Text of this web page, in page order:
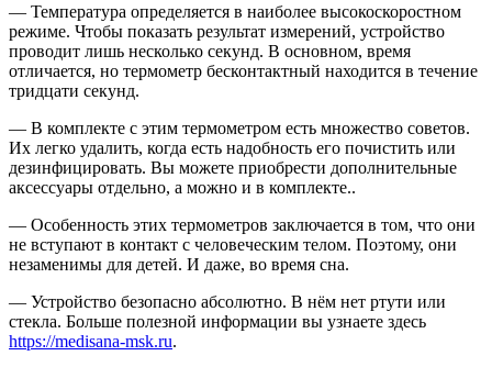
— Температура определяется в наиболее высокоскоростном
режиме. Чтобы показать результат измерений, устройство
проводит лишь несколько секунд. В основном, время
отличается, но термометр бесконтактный находится в течение
тридцати секунд.
— В комплекте с этим термометром есть множество советов.
Их легко удалить, когда есть надобность его почистить или
дезинфицировать. Вы можете приобрести дополнительные
аксессуары отдельно, а можно и в комплекте..
— Особенность этих термометров заключается в том, что они
не вступают в контакт с человеческим телом. Поэтому, они
незаменимы для детей. И даже, во время сна.
— Устройство безопасно абсолютно. В нём нет ртути или
стекла. Больше полезной информации вы узнаете здесь
https://medisana-msk.ru.